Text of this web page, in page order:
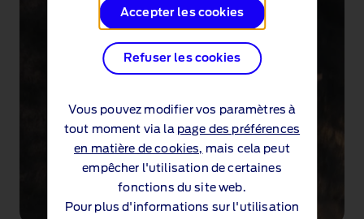
Accepter les cookies
Refuser les cookies
Vous pouvez modifier vos paramètres à
tout moment via la page des préférences
en matière de cookies, mais cela peut
empêcher l'utilisation de certaines
fonctions du site web.
Pour plus d'informations sur l'utilisation